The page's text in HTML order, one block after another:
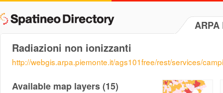
Radiazioni non ionizzanti
http://webgis.arpa.piemonte.it/ags101free/rest/services/
Available map layers (15)